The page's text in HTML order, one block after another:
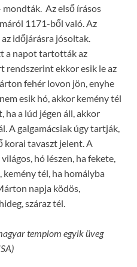
mondták. Az első írásos
1171-ből való. Az
időjárásra jósoltak.
a napot tartották az
rendszerint ekkor esik le az
fehér lovon jön, enyhe
esik hó, akkor kemény tél
ha a lúd jégen áll, akkor
A galgamácsiak úgy tartják,
korai tavaszt jelent. A
hó lészen, ha fekete,
kemény tél, ha homályba
napja ködös,
száraz tél.
templom egyik üveg